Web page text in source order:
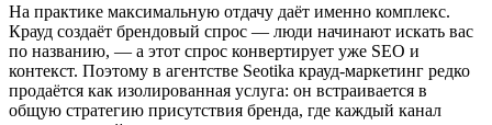
На практике максимальную отдачу даёт именно комплекс.
Крауд создаёт брендовый спрос — люди начинают искать вас
по названию, — а этот спрос конвертирует уже SEO и
контекст. Поэтому в агентстве Seotika крауд-маркетинг редко
продаётся как изолированная услуга: он встраивается в
общую стратегию присутствия бренда, где каждый канал